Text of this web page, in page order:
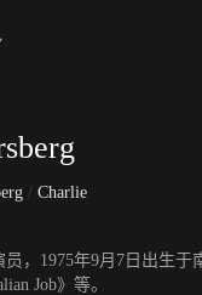
/ Charlie
员，1975年9月7日出生
Job》等。